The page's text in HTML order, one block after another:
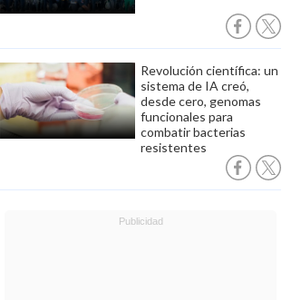
Revolución científica: un
sistema de IA creó,
desde cero, genomas
funcionales para
combatir bacterias
resistentes